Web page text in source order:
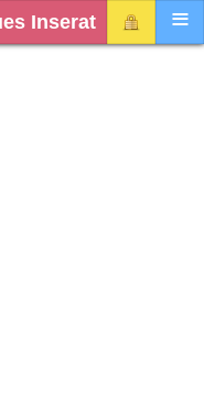
Inserat